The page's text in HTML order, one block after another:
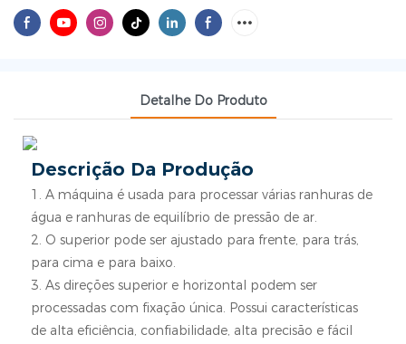
Detalhe Do Produto
Descrição Da Produção
1. A máquina é usada para processar várias ranhuras de
água e ranhuras de equilíbrio de pressão de ar.
2. O superior pode ser ajustado para frente, para trás,
para cima e para baixo.
3. As direções superior e horizontal podem ser
processadas com fixação única. Possui características
de alta eficiência, confiabilidade, alta precisão e fácil